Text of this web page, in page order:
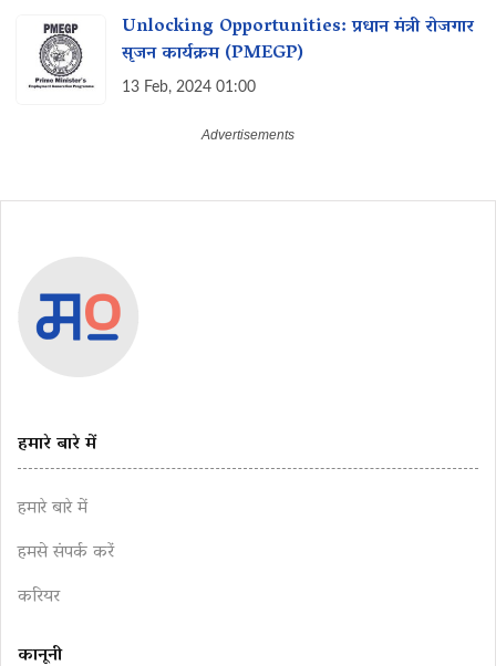
Unlocking Opportunities: प्रधान मंत्री रोजगार
सृजन कार्यक्रम (PMEGP)
13 Feb, 2024 01:00
हमारे बारे में
हमारे बारे में
हमसे संपर्क करें
करियर
कानूनी